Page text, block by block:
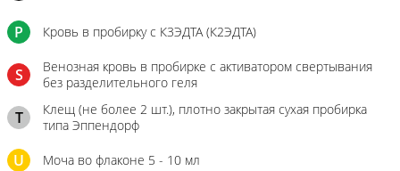
P Кровь в пробирку с К3ЭДТА (К2ЭДТА)
S
Венозная кровь в пробирке с активатором свертывания
без разделительного геля
T
Клещ (не более 2 шт.), плотно закрытая сухая пробирка
типа Эппендорф
U Моча во флаконе 5 - 10 мл